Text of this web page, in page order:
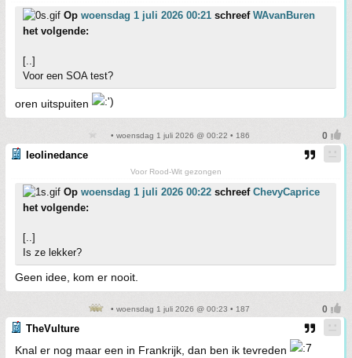
Op woensdag 1 juli 2026 00:21 schreef WAvanBuren
het volgende:
[..]
Voor een SOA test?
oren uitspuiten
• woensdag 1 juli 2026 @ 00:22 • 186
leolinedance
Voor Rood-Wit gezongen
Op woensdag 1 juli 2026 00:22 schreef ChevyCaprice
het volgende:
[..]
Is ze lekker?
Geen idee, kom er nooit.
• woensdag 1 juli 2026 @ 00:23 • 187
TheVulture
Knal er nog maar een in Frankrijk, dan ben ik tevreden